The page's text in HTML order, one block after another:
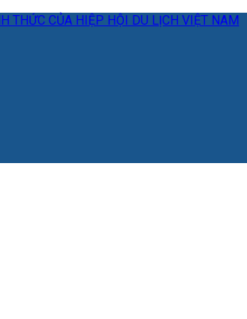
THỨC CỦA HIỆP HỘI DU LỊCH VIỆT NAM